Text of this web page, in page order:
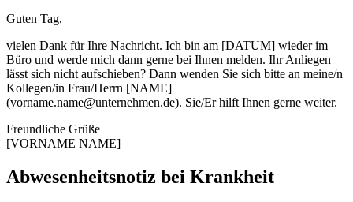
Guten Tag,
vielen Dank für Ihre Nachricht. Ich bin am [DATUM] wieder im
Büro und werde mich dann gerne bei Ihnen melden. Ihr Anliegen
lässt sich nicht aufschieben? Dann wenden Sie sich bitte an meine/n
Kollegen/in Frau/Herrn [NAME]
(vorname.name@unternehmen.de). Sie/Er hilft Ihnen gerne weiter.
Freundliche Grüße
[VORNAME NAME]
Abwesenheitsnotiz bei Krankheit